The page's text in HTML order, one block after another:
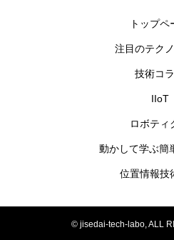
トップペ
注目のテク
技術コ
IIoT
ロボティ
動かして学ぶ簡
位置情報技
© jisedai-tech-labo, ALL